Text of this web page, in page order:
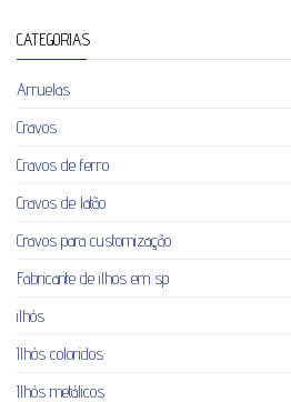
CATEGORIAS
Arruelas
Cravos
Cravos de ferro
Cravos de latão
Cravos para customização
Fabricante de ilhos em sp
ilhós
Ilhós coloridos
Ilhós metálicos